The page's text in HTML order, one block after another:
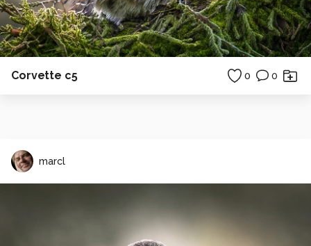
Corvette c5 0 0
marcl